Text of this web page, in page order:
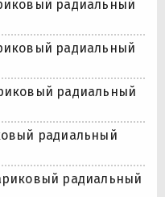
радиальный
радиальный
радиальный
радиальный
радиальный